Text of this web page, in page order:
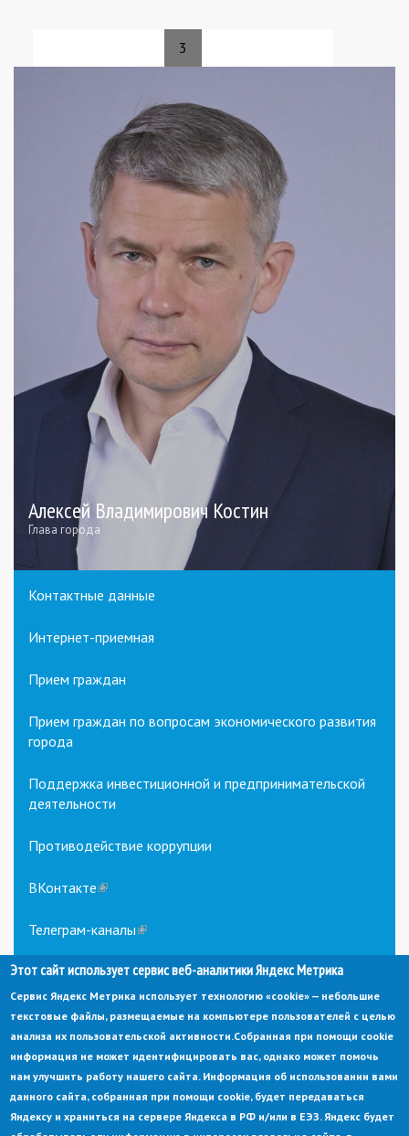
Страницы
3
Алексей Владимирович Костин
Глава города
Контактные данные
Интернет-приемная
Прием граждан
Прием граждан по вопросам экономического развития
города
Поддержка инвестиционной и предпринимательской
деятельности
Противодействие коррупции
ВКонтакте(link
external)
Телеграм-каналы(link
external)
© Администрация города Заречный
Электронная почта:
adm@zarechny.zato.ru
Этот сайт использует сервис веб-аналитики Яндекс Метрика
Сервис Яндекс Метрика использует технологию «cookie» — небольшие
текстовые файлы, размещаемые на компьютере пользователей с целью
анализа их пользовательской активности.Собранная при помощи cookie
информация не может идентифицировать вас, однако может помочь
нам улучшить работу нашего сайта. Информация об использовании вами
данного сайта, собранная при помощи cookie, будет передаваться
Яндексу и храниться на сервере Яндекса в РФ и/или в ЕЭЗ. Яндекс будет